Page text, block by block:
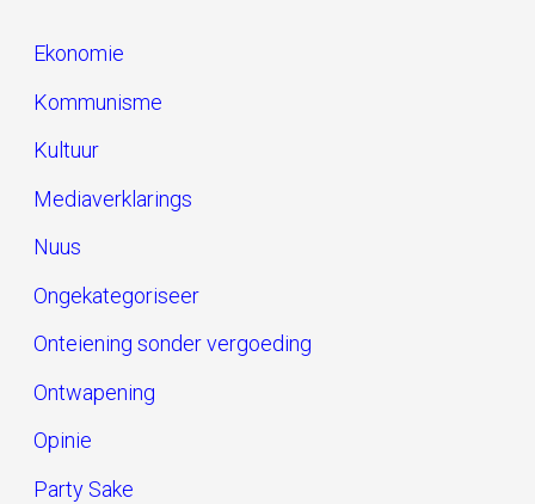
Ekonomie
Kommunisme
Kultuur
Mediaverklarings
Nuus
Ongekategoriseer
Onteiening sonder vergoeding
Ontwapening
Opinie
Party Sake